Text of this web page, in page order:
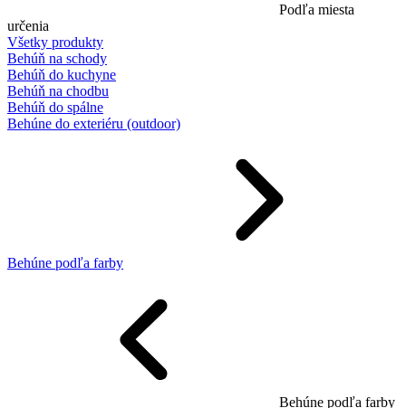
Podľa miesta
určenia
Všetky produkty
Behúň na schody
Behúň do kuchyne
Behúň na chodbu
Behúň do spálne
Behúne do exteriéru (outdoor)
Behúne podľa farby
Behúne podľa farby